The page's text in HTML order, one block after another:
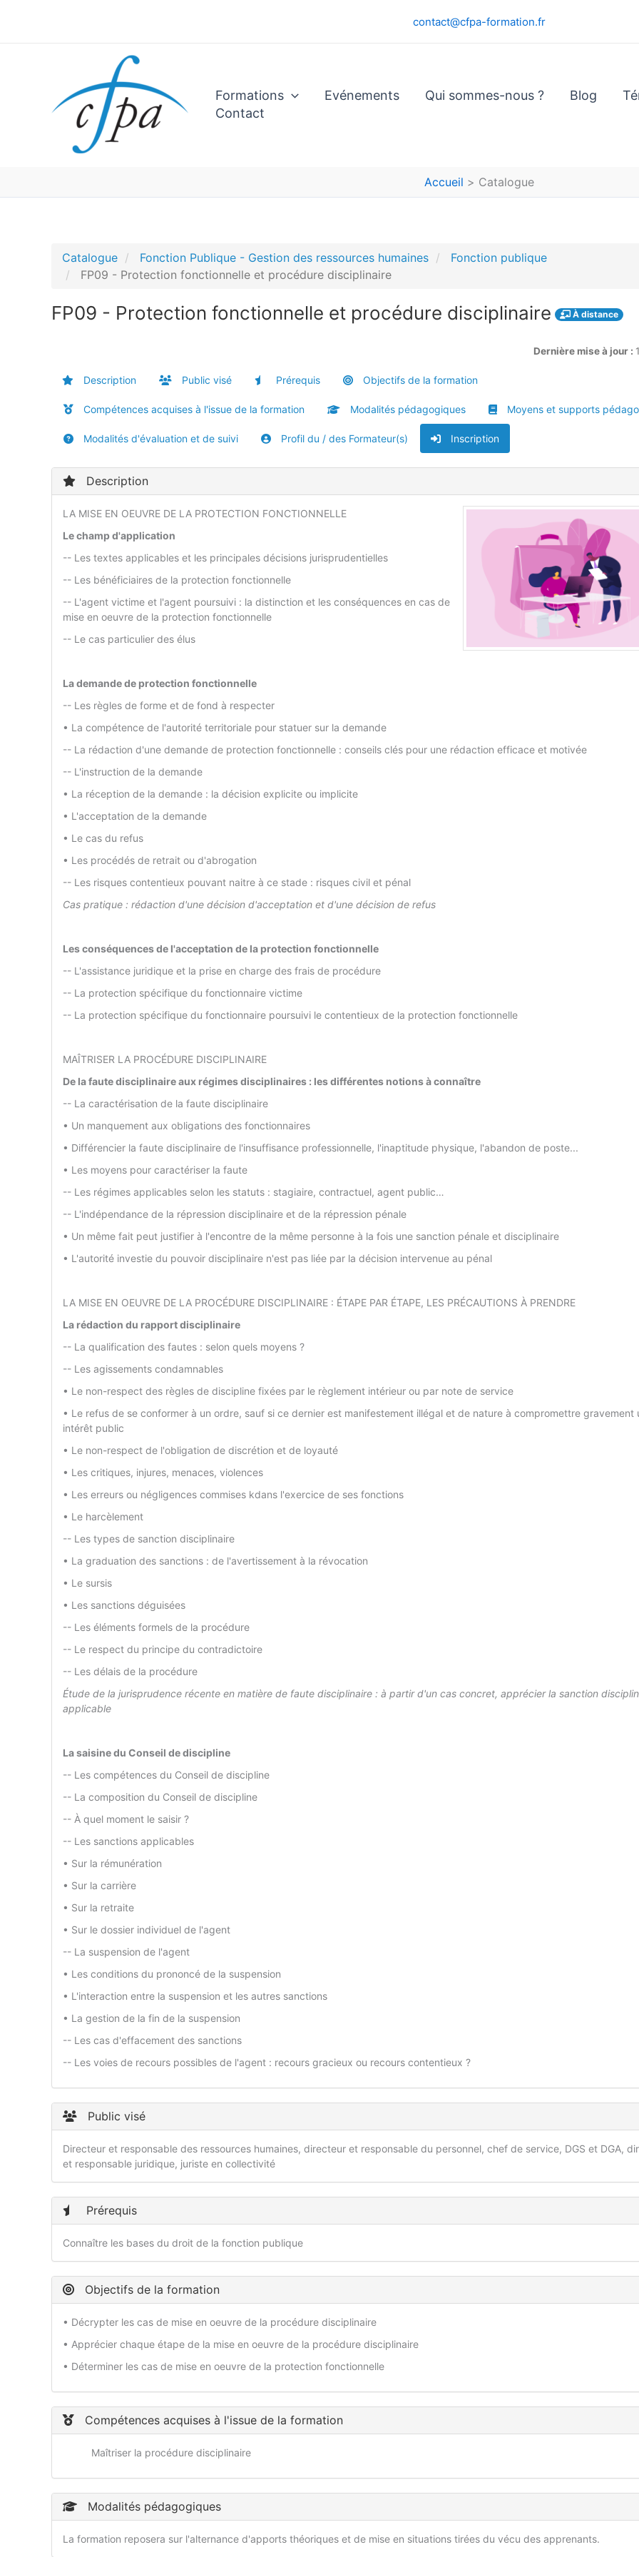
contact@cfpa-formation.fr
Formations Evénements Qui sommes-nous ? Blog
Contact
Accueil Catalogue
Catalogue Fonction Publique - Gestion des ressources humaines
Fonction publique
FP09 - Protection fonctionnelle et procédure disciplinaire
FP09 - Protection fonctionnelle et procédure disciplinaire À distance
Dernière mise à jour :
Description Public visé Prérequis Objectifs de la formation
Compétences acquises à l'issue de la formation Modalités pédagogiques Moyens et supports
Modalités d'évaluation et de suivi Profil du / des Formateur(s) Inscription
Description
LA MISE EN OEUVRE DE LA PROTECTION FONCTIONNELLE
Le champ d'application
-- Les textes applicables et les principales décisions jurisprudentielles
-- Les bénéficiaires de la protection fonctionnelle
-- L'agent victime et l'agent poursuivi : la distinction et les conséquences en cas de
mise en oeuvre de la protection fonctionnelle
-- Le cas particulier des élus
La demande de protection fonctionnelle
-- Les règles de forme et de fond à respecter
• La compétence de l'autorité territoriale pour statuer sur la demande
-- La rédaction d'une demande de protection fonctionnelle : conseils clés pour une rédaction efficace et motivée
-- L'instruction de la demande
• La réception de la demande : la décision explicite ou implicite
• L'acceptation de la demande
• Le cas du refus
• Les procédés de retrait ou d'abrogation
-- Les risques contentieux pouvant naitre à ce stade : risques civil et pénal
Cas pratique : rédaction d'une décision d'acceptation et d'une décision de refus
Les conséquences de l'acceptation de la protection fonctionnelle
-- L'assistance juridique et la prise en charge des frais de procédure
-- La protection spécifique du fonctionnaire victime
-- La protection spécifique du fonctionnaire poursuivi le contentieux de la protection fonctionnelle
MAÎTRISER LA PROCÉDURE DISCIPLINAIRE
De la faute disciplinaire aux régimes disciplinaires : les différentes notions à connaître
-- La caractérisation de la faute disciplinaire
• Un manquement aux obligations des fonctionnaires
• Différencier la faute disciplinaire de l'insuffisance professionnelle, l'inaptitude physique, l'abandon de poste...
• Les moyens pour caractériser la faute
-- Les régimes applicables selon les statuts : stagiaire, contractuel, agent public…
-- L'indépendance de la répression disciplinaire et de la répression pénale
• Un même fait peut justifier à l'encontre de la même personne à la fois une sanction pénale et disciplinaire
• L'autorité investie du pouvoir disciplinaire n'est pas liée par la décision intervenue au pénal
LA MISE EN OEUVRE DE LA PROCÉDURE DISCIPLINAIRE : ÉTAPE PAR ÉTAPE, LES PRÉCAUTIONS À PRENDRE
La rédaction du rapport disciplinaire
-- La qualification des fautes : selon quels moyens ?
-- Les agissements condamnables
• Le non-respect des règles de discipline fixées par le règlement intérieur ou par note de service
• Le refus de se conformer à un ordre, sauf si ce dernier est manifestement illégal et de nature à compromettre gravement
intérêt public
• Le non-respect de l'obligation de discrétion et de loyauté
• Les critiques, injures, menaces, violences
• Les erreurs ou négligences commises kdans l'exercice de ses fonctions
• Le harcèlement
-- Les types de sanction disciplinaire
• La graduation des sanctions : de l'avertissement à la révocation
• Le sursis
• Les sanctions déguisées
-- Les éléments formels de la procédure
-- Le respect du principe du contradictoire
-- Les délais de la procédure
Étude de la jurisprudence récente en matière de faute disciplinaire : à partir d'un cas concret, apprécier la sanction
applicable
La saisine du Conseil de discipline
-- Les compétences du Conseil de discipline
-- La composition du Conseil de discipline
-- À quel moment le saisir ?
-- Les sanctions applicables
• Sur la rémunération
• Sur la carrière
• Sur la retraite
• Sur le dossier individuel de l'agent
-- La suspension de l'agent
• Les conditions du prononcé de la suspension
• L'interaction entre la suspension et les autres sanctions
• La gestion de la fin de la suspension
-- Les cas d'effacement des sanctions
-- Les voies de recours possibles de l'agent : recours gracieux ou recours contentieux ?
Public visé
Directeur et responsable des ressources humaines, directeur et responsable du personnel, chef de service, DGS et DGA,
et responsable juridique, juriste en collectivité
Prérequis
Connaître les bases du droit de la fonction publique
Objectifs de la formation
• Décrypter les cas de mise en oeuvre de la procédure disciplinaire
• Apprécier chaque étape de la mise en oeuvre de la procédure disciplinaire
• Déterminer les cas de mise en oeuvre de la protection fonctionnelle
Compétences acquises à l'issue de la formation
Maîtriser la procédure disciplinaire
Modalités pédagogiques
La formation reposera sur l'alternance d'apports théoriques et de mise en situations tirées du vécu des apprenants.